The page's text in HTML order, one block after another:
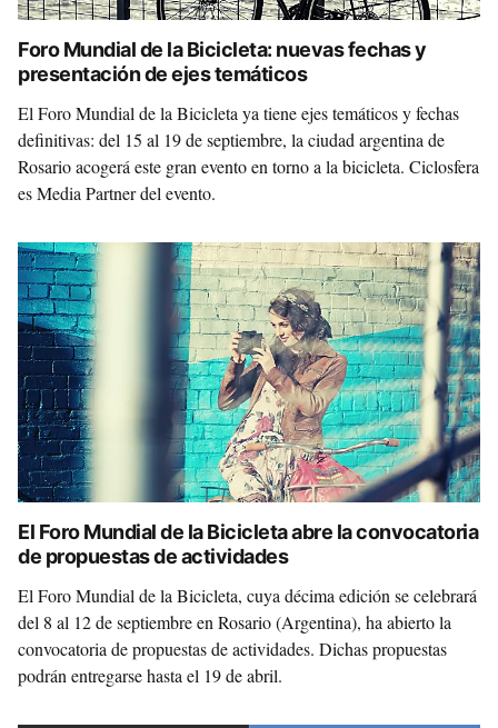
Foro Mundial de la Bicicleta: nuevas fechas y
presentación de ejes temáticos
El Foro Mundial de la Bicicleta ya tiene ejes temáticos y fechas
definitivas: del 15 al 19 de septiembre, la ciudad argentina de
Rosario acogerá este gran evento en torno a la bicicleta. Ciclosfera
es Media Partner del evento.
El Foro Mundial de la Bicicleta abre la convocatoria
de propuestas de actividades
El Foro Mundial de la Bicicleta, cuya décima edición se celebrará
del 8 al 12 de septiembre en Rosario (Argentina), ha abierto la
convocatoria de propuestas de actividades. Dichas propuestas
podrán entregarse hasta el 19 de abril.